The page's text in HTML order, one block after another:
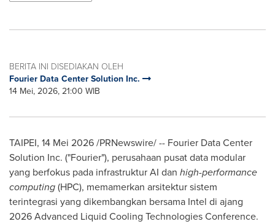
BERITA INI DISEDIAKAN OLEH
Fourier Data Center Solution Inc.
14 Mei, 2026, 21:00 WIB
TAIPEI, 14 Mei 2026 /PRNewswire/ -- Fourier Data Center
Solution Inc. ("Fourier"), perusahaan pusat data modular
yang berfokus pada infrastruktur AI dan high-performance
computing(HPC), memamerkan arsitektur sistem
terintegrasi yang dikembangkan bersama Intel di ajang
2026 Advanced Liquid Cooling Technologies Conference.